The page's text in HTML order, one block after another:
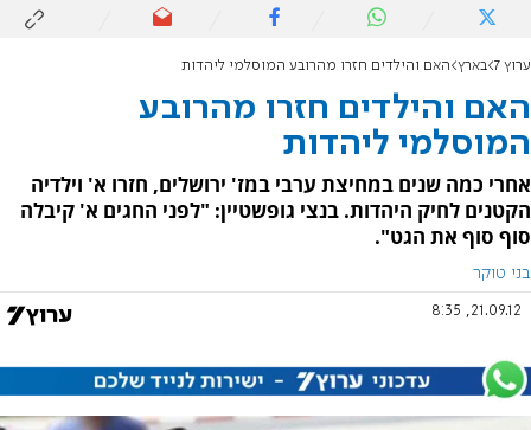
ערוץ 7 בארץ האם והילדים חזרו מהרובע המוסלמי ליהדות
האם והילדים חזרו מהרובע
המוסלמי ליהדות
אחרי כמה שנים במחיצת ערבי במז' ירושלים, חזרו א' וילדיה
הקטנים לחיק היהדות. בנצי גופשטיין: "לפני החגים א' קיבלה
סוף סוף את הגט".
בני טוקר
21.09.12, 8:35